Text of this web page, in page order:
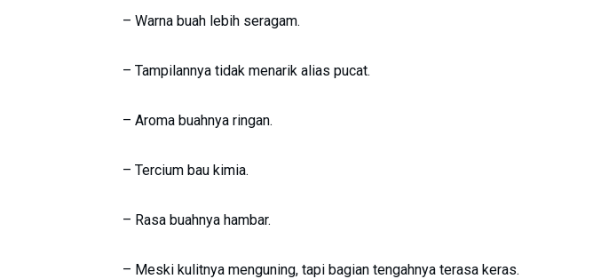
– Warna buah lebih seragam.
– Tampilannya tidak menarik alias pucat.
– Aroma buahnya ringan.
– Tercium bau kimia.
– Rasa buahnya hambar.
– Meski kulitnya menguning, tapi bagian tengahnya terasa keras.